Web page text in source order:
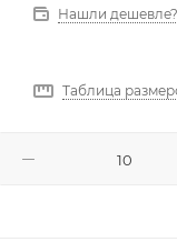
Нашли дешевле?
Таблица